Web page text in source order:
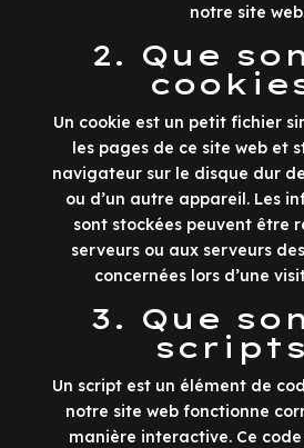
notre site
2. Que
Un cookie est un petit fichier
les pages de ce site web et
navigateur sur le disque dur
ou d’un autre appareil. Les
sont stockées peuvent être
serveurs ou aux serveurs
concernées lors d’une
3. Que
Un script est un élément de
notre site web fonctionne
manière interactive. Ce